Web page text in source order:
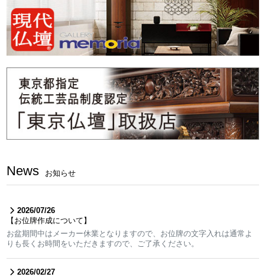
News お知らせ
2026/07/26
【お位牌作成について】
お盆期間中はメーカー休業となりますので、お位牌の文字入れは通常よ
りも長くお時間をいただきますので、ご了承ください。
2026/02/27